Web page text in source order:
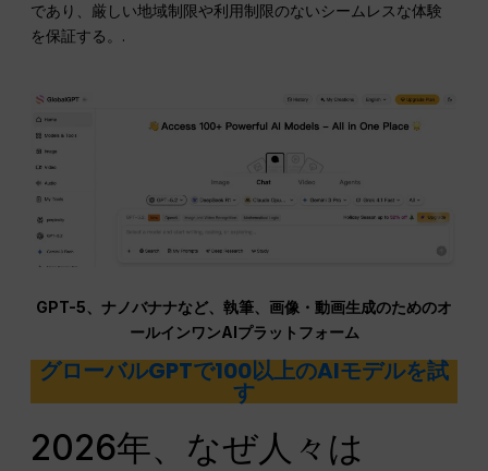
であり、厳しい地域制限や利用制限のないシームレスな体験
を保証する。.
GPT-5、ナノバナナなど、執筆、画像・動画生成のためのオ
ールインワンAIプラットフォーム
グローバルGPTで100以上のAIモデルを試
す
2026年、なぜ人々は